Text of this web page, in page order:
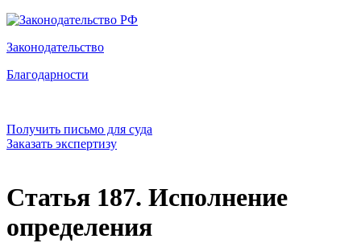
Законодательство
Благодарности
Получить письмо для суда
Заказать экспертизу
Статья 187. Исполнение
определения